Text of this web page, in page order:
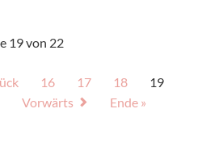
19 von 22
16 17 18
19
Vorwärts Ende »